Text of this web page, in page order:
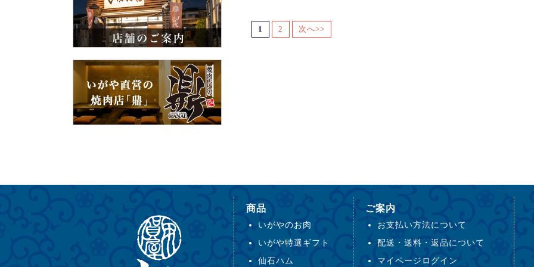
1 2 次へ>>
商品
いがやのお肉
いがや特選ギフト
仙石ハム
ご案内
お支払い方法について
配送・送料・返品について
マイページログイン